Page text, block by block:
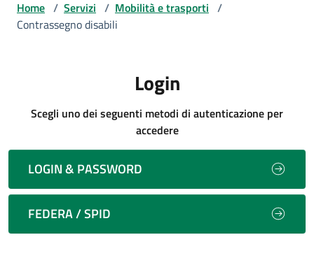
Home / Servizi / Mobilità e trasporti /
Contrassegno disabili
Login
Scegli uno dei seguenti metodi di autenticazione per
accedere
LOGIN & PASSWORD
FEDERA / SPID